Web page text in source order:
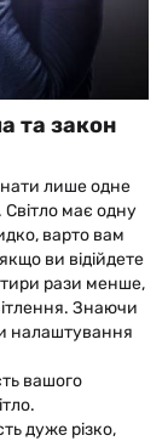
та закон
лише одне
має одну
варто вам
ви відійдете
рази менше,
Знаючи
налаштування
вашого
дуже різко,